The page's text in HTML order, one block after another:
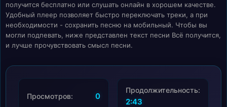
получится бесплатно или слушать онлайн в хорошем качестве.
Удобный плеер позволяет быстро переключать треки, а при
необходимости - сохранить песню на мобильный. Чтобы вы
могли подпевать, ниже представлен текст песни Всё получится,
и лучше прочувствовать смысл песни.
Просмотров: 0
Продолжительность:
2:43